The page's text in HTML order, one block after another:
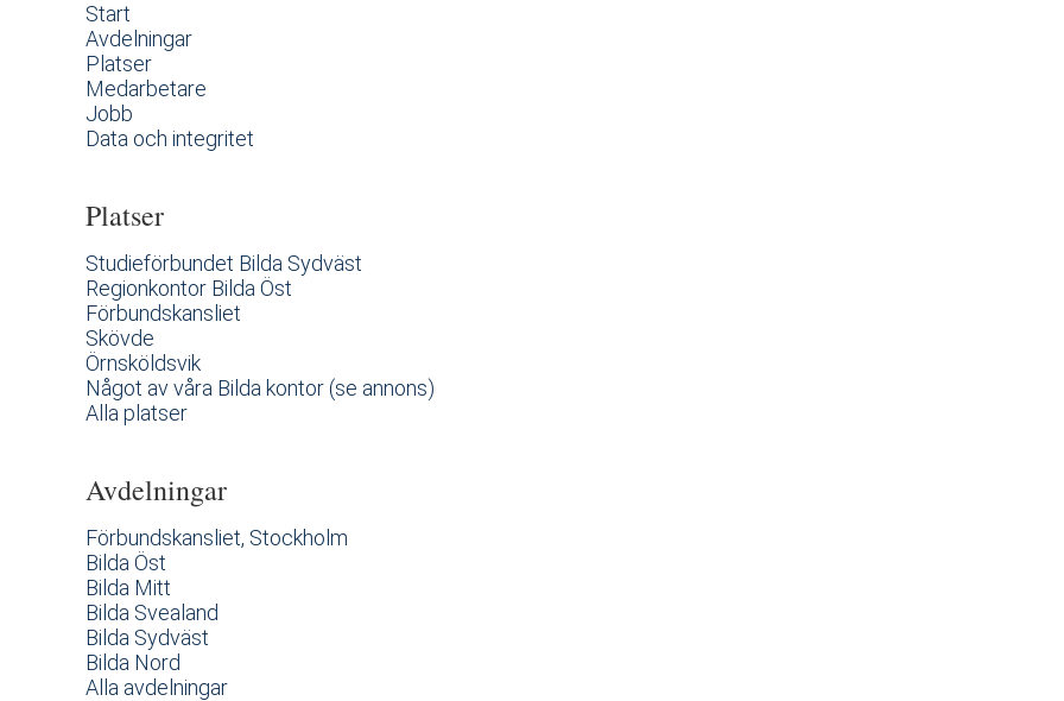
Start
Avdelningar
Platser
Medarbetare
Jobb
Data och integritet
Platser
Studieförbundet Bilda Sydväst
Regionkontor Bilda Öst
Förbundskansliet
Skövde
Örnsköldsvik
Något av våra Bilda kontor (se annons)
Alla platser
Avdelningar
Förbundskansliet, Stockholm
Bilda Öst
Bilda Mitt
Bilda Svealand
Bilda Sydväst
Bilda Nord
Alla avdelningar